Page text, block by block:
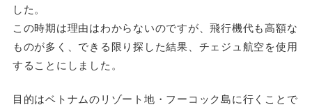
した。
この時期は理由はわからないのですが、飛行機代も高額な
ものが多く、できる限り探した結果、チェジュ航空を使用
することにしました。
目的はベトナムのリゾート地・フーコック島に行くことで